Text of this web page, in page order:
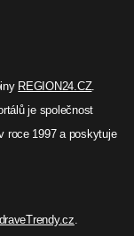
REGION24.CZ.
je společnost
roce 1997 a poskytuje
.